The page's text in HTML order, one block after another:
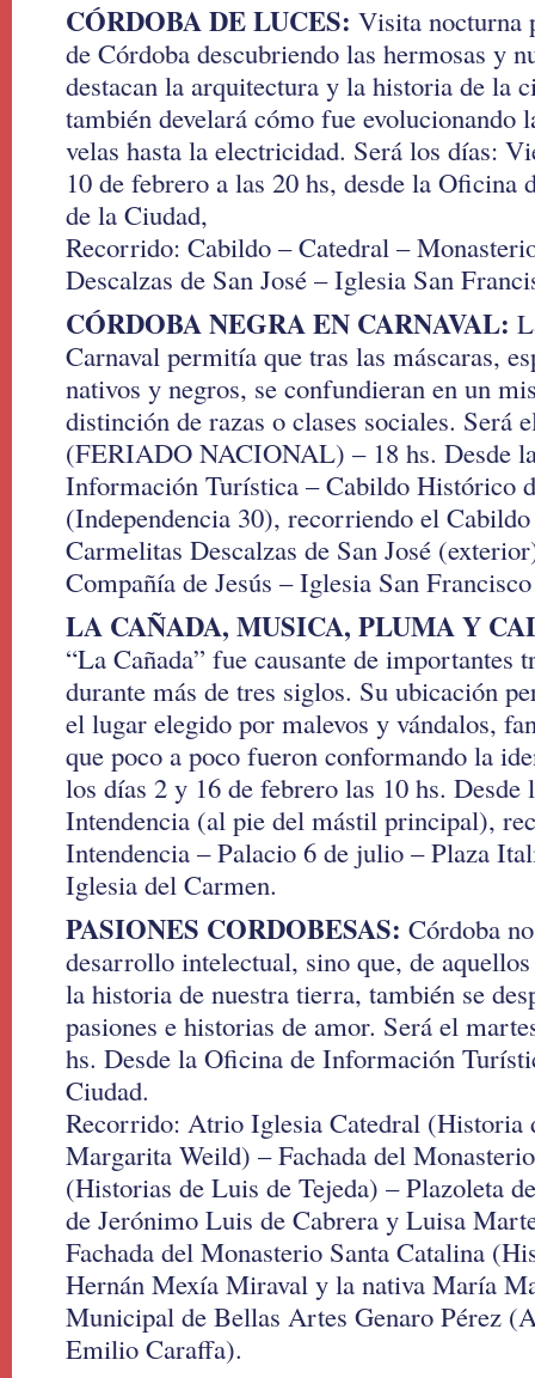
CÓRDOBA DE LUCES: Visita nocturna
de Córdoba descubriendo las hermosas y
destacan la arquitectura y la historia de la
también develará cómo fue evolucionando
velas hasta la electricidad. Será los días:
10 de febrero a las 20 hs, desde la Oficina
de la Ciudad,
Recorrido: Cabildo – Catedral –
Descalzas de San José – Iglesia San
CÓRDOBA NEGRA EN CARNAVAL:
Carnaval permitía que tras las máscaras,
nativos y negros, se confundieran en un
distinción de razas o clases sociales. Será
(FERIADO NACIONAL) – 18 hs. Desde
Información Turística – Cabildo Histórico
(Independencia 30), recorriendo el
Carmelitas Descalzas de San José
Compañía de Jesús – Iglesia San Francisco
LA CAÑADA, MUSICA, PLUMA Y
“La Cañada” fue causante de importantes
durante más de tres siglos. Su ubicación
el lugar elegido por malevos y vándalos,
que poco a poco fueron conformando la
los días 2 y 16 de febrero las 10 hs. Desde
Intendencia (al pie del mástil principal),
Intendencia – Palacio 6 de julio – Plaza
Iglesia del Carmen.
PASIONES CORDOBESAS: Córdoba
desarrollo intelectual, sino que, de
la historia de nuestra tierra, también se
pasiones e historias de amor. Será el
hs. Desde la Oficina de Información
Ciudad.
Recorrido: Atrio Iglesia Catedral (Historia
Margarita Weild) – Fachada del
(Historias de Luis de Tejeda) – Plazoleta
de Jerónimo Luis de Cabrera y Luisa
Fachada del Monasterio Santa Catalina
Hernán Mexía Miraval y la nativa María
Municipal de Bellas Artes Genaro Pérez
Emilio Caraffa).